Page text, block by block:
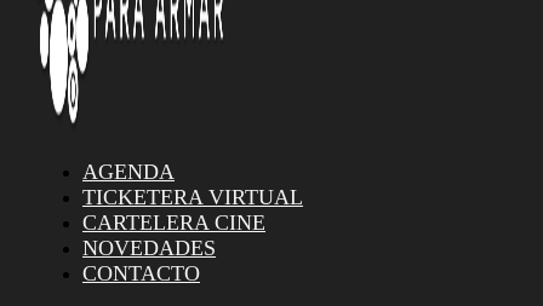
AGENDA
TICKETERA VIRTUAL
CARTELERA CINE
NOVEDADES
CONTACTO